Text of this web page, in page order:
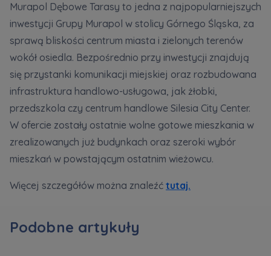
Murapol Dębowe Tarasy to jedna z najpopularniejszych
inwestycji Grupy Murapol w stolicy Górnego Śląska, za
sprawą bliskości centrum miasta i zielonych terenów
wokół osiedla. Bezpośrednio przy inwestycji znajdują
się przystanki komunikacji miejskiej oraz rozbudowana
infrastruktura handlowo-usługowa, jak żłobki,
przedszkola czy centrum handlowe Silesia City Center.
W ofercie zostały ostatnie wolne gotowe mieszkania w
zrealizowanych już budynkach oraz szeroki wybór
mieszkań w powstającym ostatnim wieżowcu.
Więcej szczegółów można znaleźć tutaj.
Podobne artykuły
Zamawiam obsługę w języku ukraińskim (Замовляю
контакт українською мовою)
Wyrażam wszystkie zgody
Informujemy, że w trosce o najwyższą jakość i
Rozwiń
Wyrażam zgodę na otrzymywanie informacji
handlowych od...
Rozwiń
treści swoich... *
Регламент надання електронних послуг товариством гк
Murapol
Зв’яжіться з нами